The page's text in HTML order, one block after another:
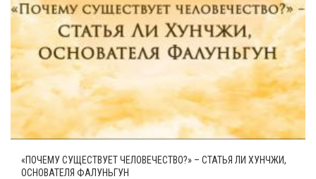
«ПОЧЕМУ СУЩЕСТВУЕТ ЧЕЛОВЕЧЕСТВО?» – СТАТЬЯ ЛИ ХУНЧЖИ,
ОСНОВАТЕЛЯ ФАЛУНЬГУН